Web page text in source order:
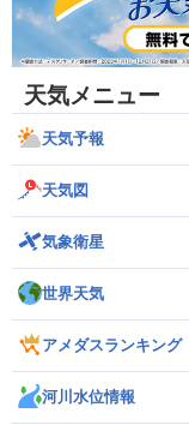
天気メニュー
天気予報
天気図
気象衛星
世界天気
アメダスランキング
河川水位情報